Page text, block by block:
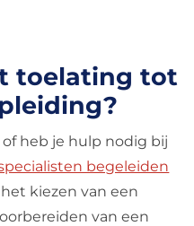
toelating tot
heb je hulp nodig bij
begeleiden
kiezen van een
van een